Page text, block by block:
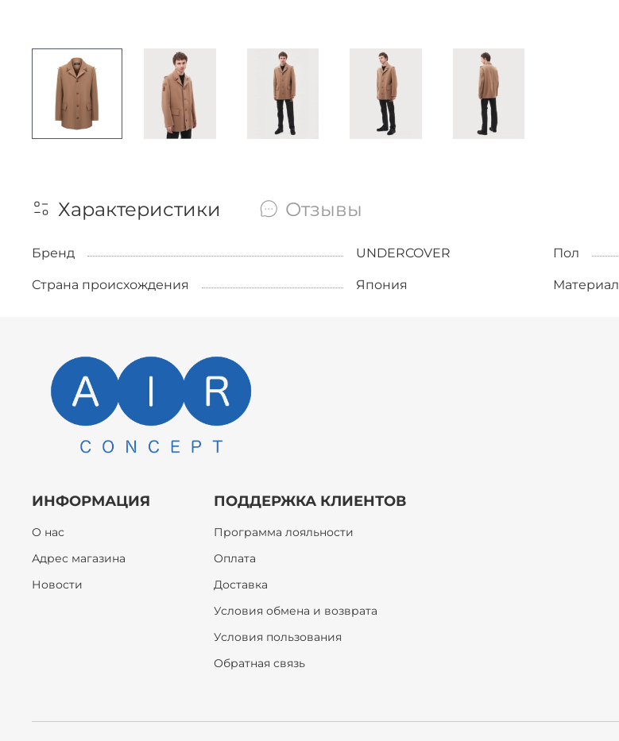
Характеристики Отзывы
Бренд UNDERCOVER Пол
Страна происхождения Япония Материал
ИНФОРМАЦИЯ
О нас
Адрес магазина
Новости
ПОДДЕРЖКА КЛИЕНТОВ
Программа лояльности
Оплата
Доставка
Условия обмена и возврата
Условия пользования
Обратная связь